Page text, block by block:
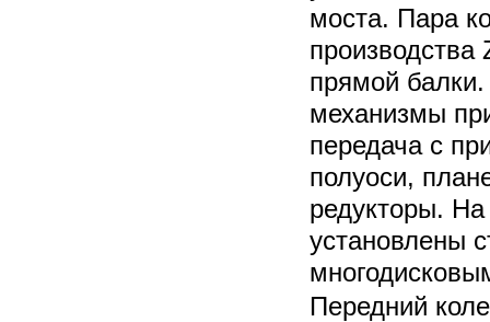
моста. Пара
производства
прямой
механизмы
передача с
полуоси,
редукторы.
установлены
Передний